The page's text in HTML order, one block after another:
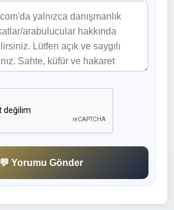
💬 Yorumu Gönder